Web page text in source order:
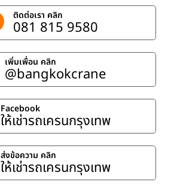
ติดต่อเรา คลิก
081 815 9580
เพิ่มเพื่อน คลิก
@bangkokcrane
Facebook
ให้เช่ารถเครนกรุงเทพ
ส่งข้อความ คลิก
ให้เช่ารถเครนกรุงเทพ